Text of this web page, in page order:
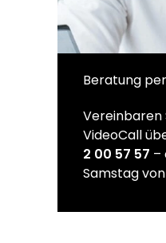
Beratung
Vereinbaren
VideoCall
2 00 57 57 –
Samstag von